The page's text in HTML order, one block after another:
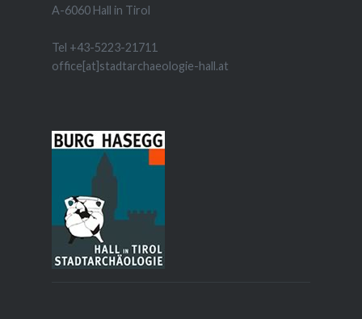
A-6060 Hall in Tirol
Tel +43-5223-21711
office[at]stadtarchaeologie-hall.at